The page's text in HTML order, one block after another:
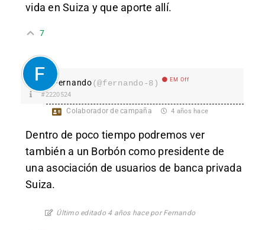
vida en Suiza y que aporte allí.
7
Fernando(@fernando-8) EM Off
#2220524
Colaborador de campaña 4 años hace
Dentro de poco tiempo podremos ver
también a un Borbón como presidente de
una asociación de usuarios de banca privada
Suiza.
Último editado 4 años hace por Fernando